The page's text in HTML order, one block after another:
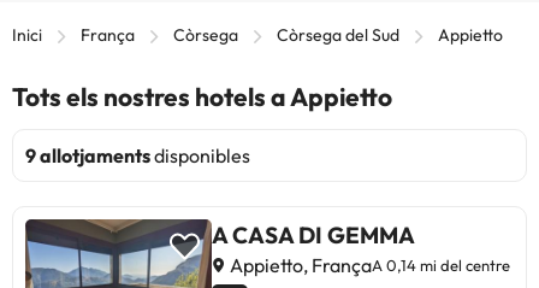
Inici França Còrsega Còrsega del Sud Appietto
Tots els nostres hotels a Appietto
9 allotjamentsdisponibles
A CASA DI GEMMA
Appietto, FrançaA 0,14 mi del centre